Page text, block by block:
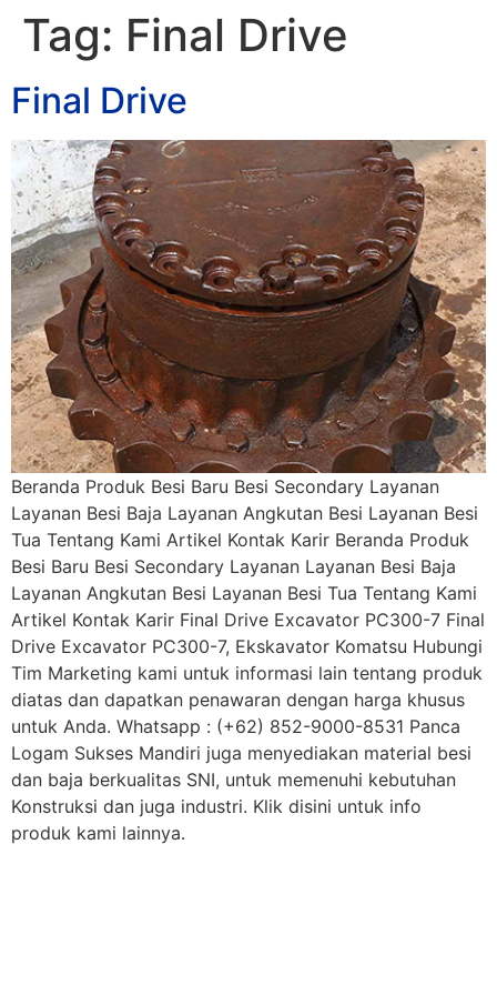
Tag: Final Drive
Final Drive
Beranda Produk Besi Baru Besi Secondary Layanan
Layanan Besi Baja Layanan Angkutan Besi Layanan Besi
Tua Tentang Kami Artikel Kontak Karir Beranda Produk
Besi Baru Besi Secondary Layanan Layanan Besi Baja
Layanan Angkutan Besi Layanan Besi Tua Tentang Kami
Artikel Kontak Karir Final Drive Excavator PC300-7 Final
Drive Excavator PC300-7, Ekskavator Komatsu Hubungi
Tim Marketing kami untuk informasi lain tentang produk
diatas dan dapatkan penawaran dengan harga khusus
untuk Anda. Whatsapp : (+62) 852-9000-8531 Panca
Logam Sukses Mandiri juga menyediakan material besi
dan baja berkualitas SNI, untuk memenuhi kebutuhan
Konstruksi dan juga industri. Klik disini untuk info
produk kami lainnya.